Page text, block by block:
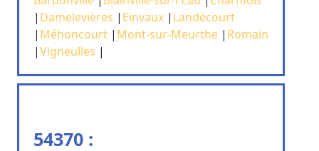
| Damelevières | Einvaux | Landécourt
| Méhoncourt | Mont-sur-Meurthe | Romain
|Vigneulles |
54370 :